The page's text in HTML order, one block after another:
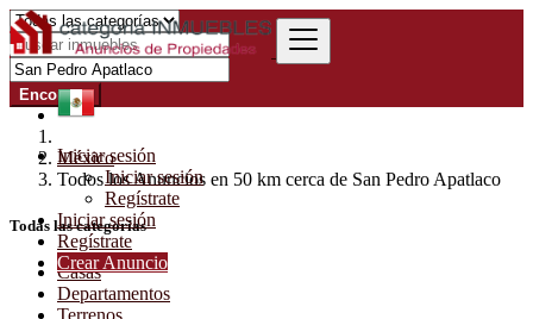
Iniciar sesión
Iniciar sesión
Regístrate
Iniciar sesión
Regístrate
Crear Anuncio
Encontrar
México
Todos los Anuncios en 50 km cerca de San Pedro Apatlaco
Todas las categorías
Casas
Departamentos